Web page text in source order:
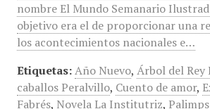
nombre El Mundo Semanario
objetivo era el de proporcionar una
los acontecimientos nacionales e…
Etiquetas: Año Nuevo, Árbol del Rey
caballos Peralvillo, Cuento de amor,
Fabrés, Novela La Institutriz,